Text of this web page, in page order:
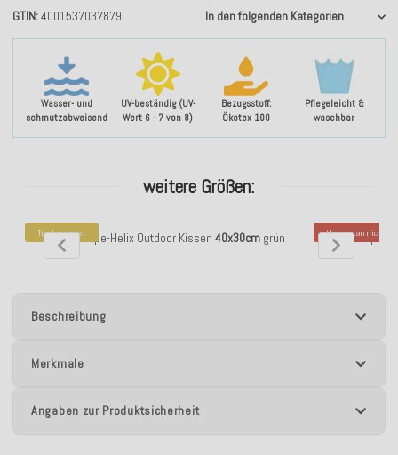
Wasser- und
schmutzabweisend
UV-beständig (UV-
Wert 6 - 7 von 8)
Bezugsstoff:
Ökotex 100
Pflegeleicht &
waschbar
GTIN 4001537037879 In den folgenden Kategorien
weitere Größen:
Top bewertet
H.O.C.K. Pepe-Helix Outdoor Kissen 40x30cm grün Momentan nicht
H.O.C.K. Pepe-
Beschreibung
Merkmale
Angaben zur Produktsicherheit